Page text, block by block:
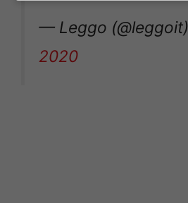
— Leggo (@leggoit)
2020